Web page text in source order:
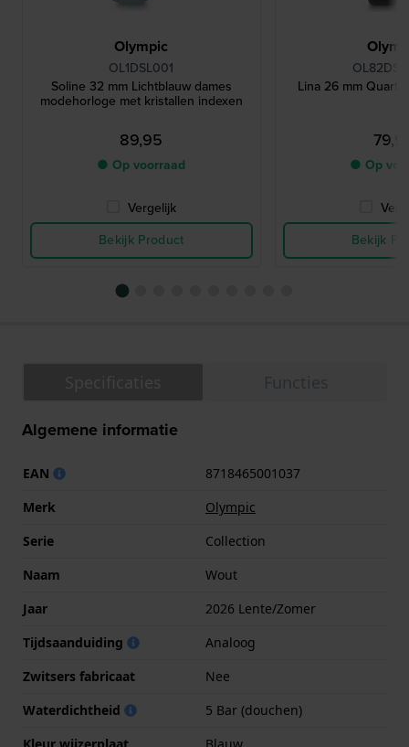
Olympic
OL1DSL001
Soline 32 mm Lichtblauw dames
modehorloge met kristallen indexen
89,95
● Op voorraad
Vergelijk
Bekijk Product
Lina 26 mm
● Op
Bekijk
Algemene informatie
EAN
8718465001037
Merk
Olympic
Serie
Collection
Naam
Wout
Jaar
2026 Lente/Zomer
Tijdsaanduiding
Analoog
Zwitsers fabricaat
Nee
Waterdichtheid
5 Bar (douchen)